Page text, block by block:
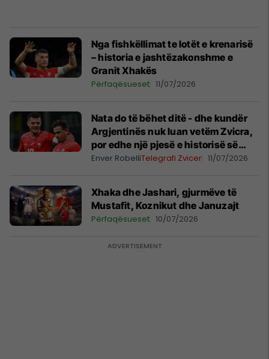
Nga fishkëllimat te lotët e krenarisë
– historia e jashtëzakonshme e
Granit Xhakës
Përfaqësueset 11/07/2026
Nata do të bëhet ditë - dhe kundër
Argjentinës nuk luan vetëm Zvicra,
por edhe një pjesë e historisë së
Kosovës
Enver RobelliTelegrafi Zvicer 11/07/2026
Xhaka dhe Jashari, gjurmëve të
Mustafit, Koznikut dhe Januzajt
Përfaqësueset 10/07/2026